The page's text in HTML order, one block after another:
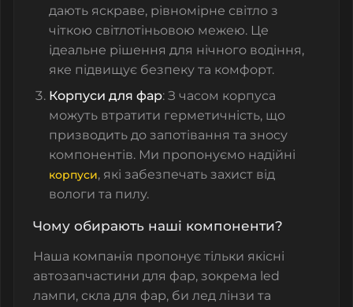
дають яскраве, рівномірне світло з
чіткою світлотіньовою межею. Це
ідеальне рішення для нічного водіння,
яке підвищує безпеку та комфорт.
Корпуси для фар: З часом корпуса
можуть втратити герметичність, що
призводить до запотівання та зносу
компонентів. Ми пропонуємо надійні
корпуси, які забезпечать захист від
вологи та пилу.
Чому обирають наші компоненти?
Наша компанія пропонує тільки якісні
автозапчастини для фар, зокрема led
лампи, скла для фар, би лед лінзи та